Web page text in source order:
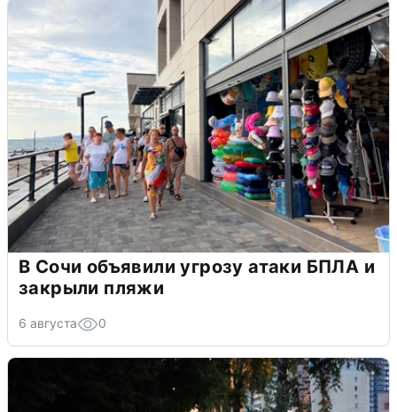
В Сочи объявили угрозу атаки БПЛА и
закрыли пляжи
6 августа 0